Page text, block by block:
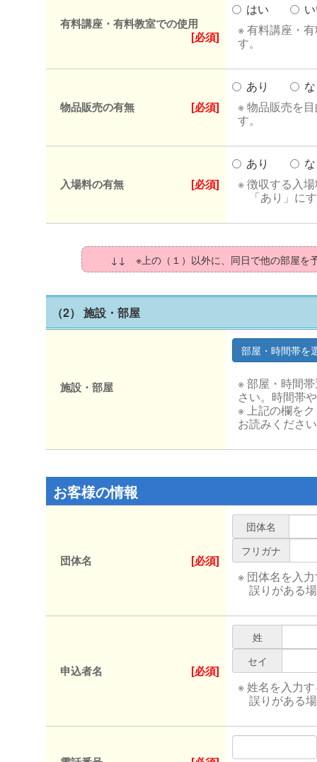
有料講座・有料教室での使用
[必須]
はい
※ 有料講座・
す。
物品販売の有無 [必須]
あり
※ 物品販売を
す。
入場料の有無 [必須]
あり
※ 徴収する入
「あり」に
↓↓ ※上の（１）以外に、同日で他の部屋
（2） 施設・部屋
施設・部屋
※ 部屋・時間
さい。時間帯
※ 上記の欄を
お読みくださ
お客様の情報
団体名 [必須]
団体名
フリガナ
※ 団体名を入
誤りがある
申込者名 [必須]
姓
セイ
※ 姓名を入力
誤りがある